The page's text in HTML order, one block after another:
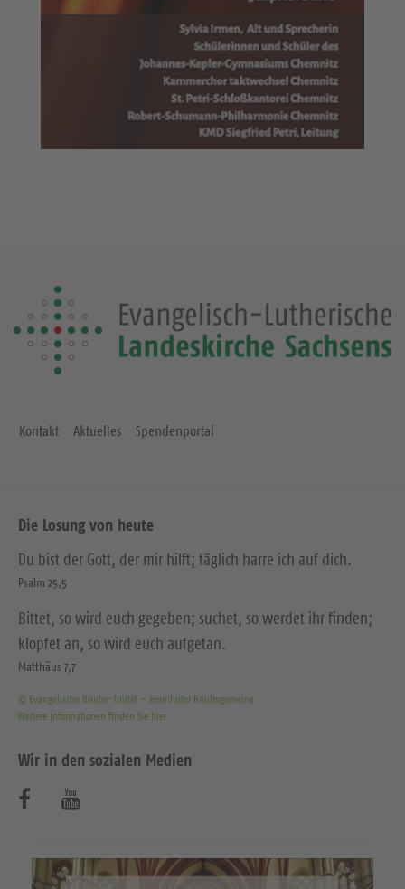
Kontakt Aktuelles Spendenportal
Die Losung von heute
Du bist der Gott, der mir hilft; täglich harre ich auf dich.
Psalm 25,5
Bittet, so wird euch gegeben; suchet, so werdet ihr finden;
klopfet an, so wird euch aufgetan.
Matthäus 7,7
© Evangelische Brüder-Unität – Herrnhuter Brüdergemeine
Weitere Informationen finden Sie hier
Wir in den sozialen Medien
s
s